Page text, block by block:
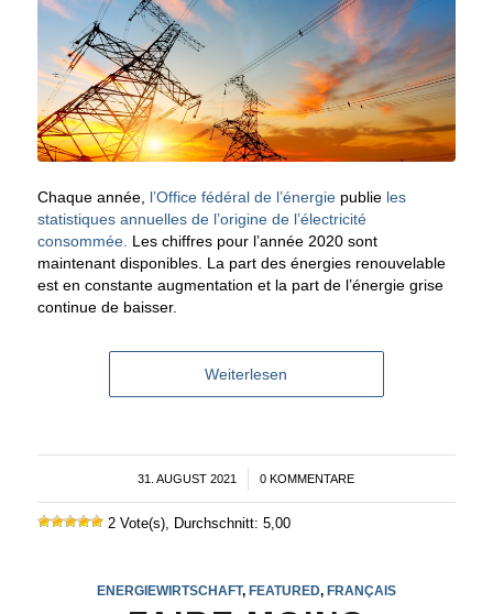
Chaque année, l’Office fédéral de l’énergiepublie les
statistiques annuelles de l’origine de l’électricité
consommée. Les chiffres pour l’année 2020 sont
maintenant disponibles. La part des énergies renouvelable
est en constante augmentation et la part de l’énergie grise
continue de baisser.
Weiterlesen
31. AUGUST 2021
/ 0 KOMMENTARE
2 Vote(s), Durchschnitt: 5,00
ENERGIEWIRTSCHAFT, FEATURED, FRANÇAIS